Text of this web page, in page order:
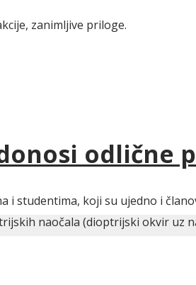
zanimljive priloge.
odlične
i studentima, koji su ujedno i
naočala (dioptrijski okvir uz